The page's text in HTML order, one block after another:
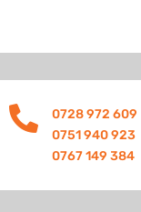

0728 972 609
0751 940 923
0767 149 384